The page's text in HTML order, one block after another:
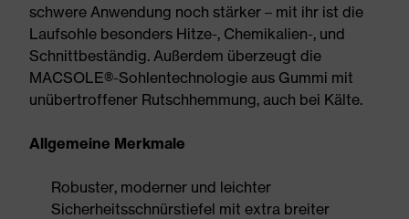
schwere Anwendung noch stärker – mit ihr ist die
Laufsohle besonders Hitze-, Chemikalien-, und
Schnittbeständig. Außerdem überzeugt die
MACSOLE®-Sohlentechnologie aus Gummi mit
unübertroffener Rutschhemmung, auch bei Kälte.
Allgemeine Merkmale
Robuster, moderner und leichter
Sicherheitsschnürstiefel mit extra breiter